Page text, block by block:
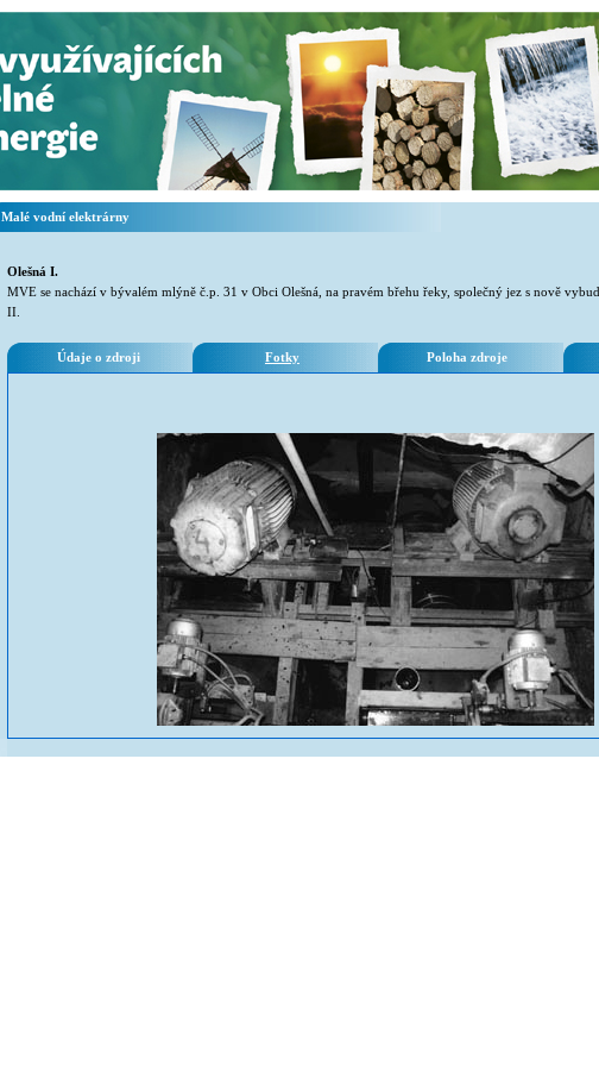
Malé vodní elektrárny
Olešná I.
MVE se nachází v bývalém mlýně č.p. 31 v Obci Olešná, na pravém břehu řeky, společný jez s nově
II.
Údaje o zdroji Fotky Poloha zdroje